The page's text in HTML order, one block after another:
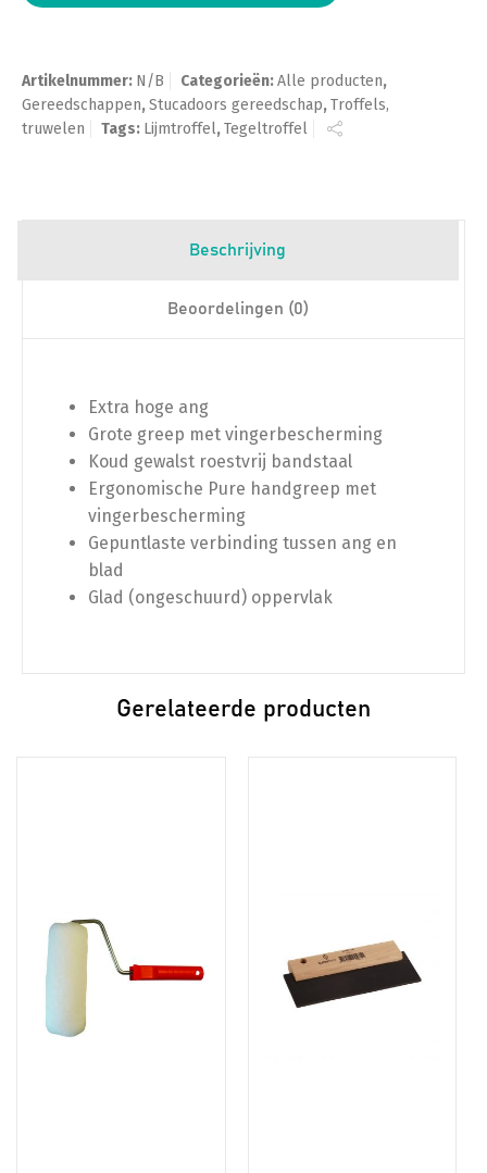
Artikelnummer: N/B Categorieën:Alle producten,
Gereedschappen,Stucadoors gereedschap,Troffels,
truwelen
Tags: Lijmtroffel,Tegeltroffel
Beschrijving
Beoordelingen (0)
Extra hoge ang
Grote greep met vingerbescherming
Koud gewalst roestvrij bandstaal
Ergonomische Pure handgreep met
vingerbescherming
Gepuntlaste verbinding tussen ang en
blad
Glad (ongeschuurd) oppervlak
Gerelateerde producten